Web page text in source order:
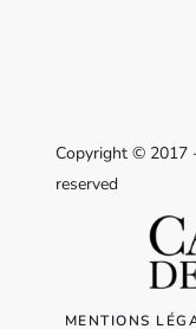
Copyright © 2017
reserved
MENTIONS